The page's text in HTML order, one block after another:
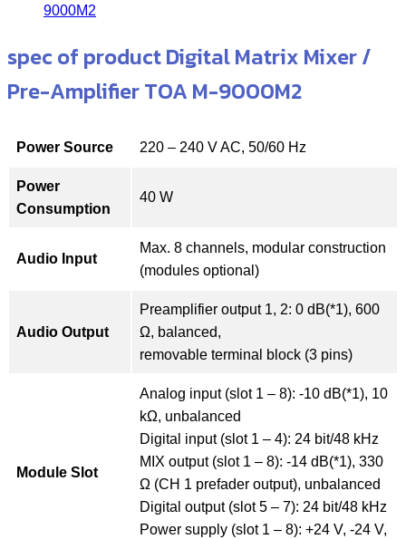
9000M2
spec of product Digital Matrix Mixer /
Pre-Amplifier TOA M-9000M2
Power Source 220 – 240 V AC, 50/60 Hz
Power
Consumption
40 W
Audio Input
Max. 8 channels, modular construction
(modules optional)
Audio Output
Preamplifier output 1, 2: 0 dB(*1), 600
Ω, balanced,
removable terminal block (3 pins)
Module Slot
Analog input (slot 1 – 8): -10 dB(*1), 10
kΩ, unbalanced
Digital input (slot 1 – 4): 24 bit/48 kHz
MIX output (slot 1 – 8): -14 dB(*1), 330
Ω (CH 1 prefader output), unbalanced
Digital output (slot 5 – 7): 24 bit/48 kHz
Power supply (slot 1 – 8): +24 V, -24 V,